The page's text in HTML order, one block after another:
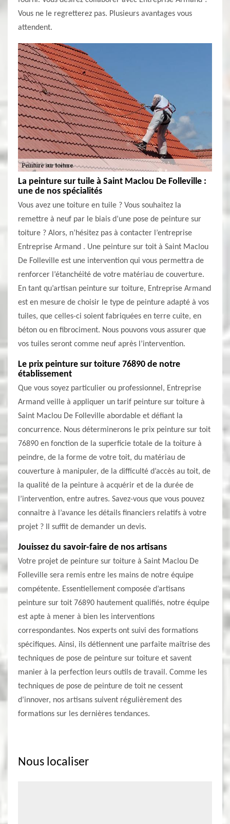
Vous ne le regretterez pas. Plusieurs avantages vous
attendent.
La peinture sur tuile à Saint Maclou De Folleville :
une de nos spécialités
Vous avez une toiture en tuile ? Vous souhaitez la
remettre à neuf par le biais d’une pose de peinture sur
toiture ? Alors, n’hésitez pas à contacter l’entreprise
Entreprise Armand . Une peinture sur toit à Saint Maclou
De Folleville est une intervention qui vous permettra de
renforcer l’étanchéité de votre matériau de couverture.
En tant qu’artisan peinture sur toiture, Entreprise Armand
est en mesure de choisir le type de peinture adapté à vos
tuiles, que celles-ci soient fabriquées en terre cuite, en
béton ou en fibrociment. Nous pouvons vous assurer que
vos tuiles seront comme neuf après l’intervention.
Le prix peinture sur toiture 76890 de notre
établissement
Que vous soyez particulier ou professionnel, Entreprise
Armand veille à appliquer un tarif peinture sur toiture à
Saint Maclou De Folleville abordable et défiant la
concurrence. Nous déterminerons le prix peinture sur toit
76890 en fonction de la superficie totale de la toiture à
peindre, de la forme de votre toit, du matériau de
couverture à manipuler, de la difficulté d’accès au toit, de
la qualité de la peinture à acquérir et de la durée de
l’intervention, entre autres. Savez-vous que vous pouvez
connaitre à l’avance les détails financiers relatifs à votre
projet ? Il suffit de demander un devis.
Jouissez du savoir-faire de nos artisans
Votre projet de peinture sur toiture à Saint Maclou De
Folleville sera remis entre les mains de notre équipe
compétente. Essentiellement composée d’artisans
peinture sur toit 76890 hautement qualifiés, notre équipe
est apte à mener à bien les interventions
correspondantes. Nos experts ont suivi des formations
spécifiques. Ainsi, ils détiennent une parfaite maîtrise des
techniques de pose de peinture sur toiture et savent
manier à la perfection leurs outils de travail. Comme les
techniques de pose de peinture de toit ne cessent
d’innover, nos artisans suivent régulièrement des
formations sur les dernières tendances.
Nous localiser